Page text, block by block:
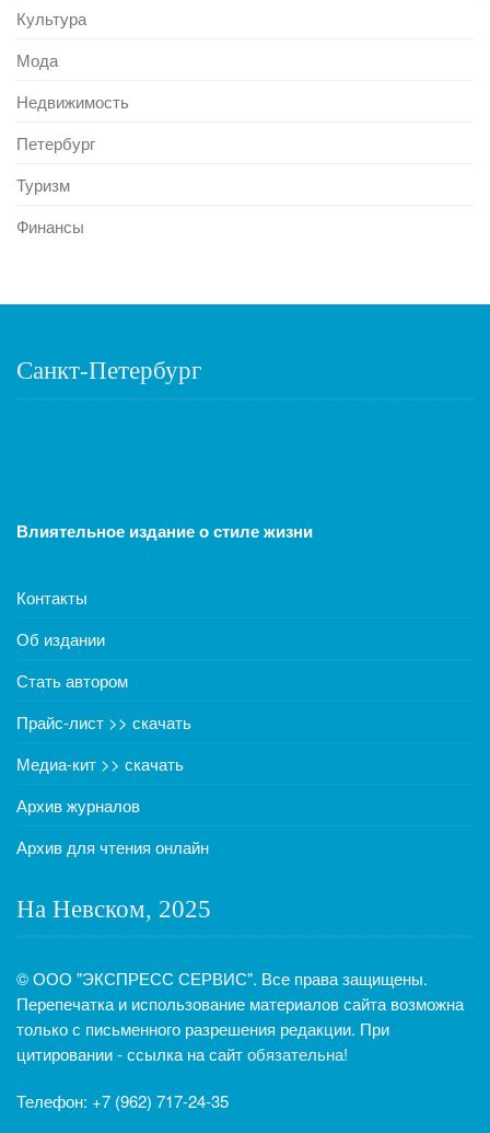
Культура
Мода
Недвижимость
Петербург
Туризм
Финансы
Санкт-Петербург
Влиятельное издание о стиле жизни
Контакты
Об издании
Стать автором
Прайс-лист >> скачать
Медиа-кит >> скачать
Архив журналов
Архив для чтения онлайн
На Невском, 2025
© ООО "ЭКСПРЕСС СЕРВИС". Все права защищены.
Перепечатка и использование материалов сайта возможна
только с письменного разрешения редакции. При
цитировании - ссылка на сайтобязательна!
Телефон: +7 (962) 717-24-35